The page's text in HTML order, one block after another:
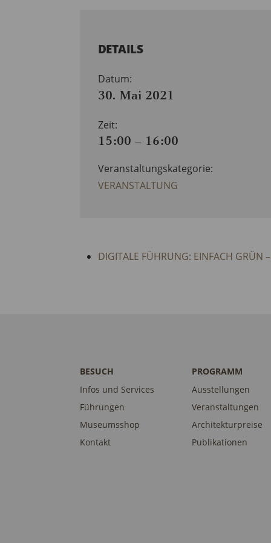
DETAILS
Datum:
30. Mai 2021
Zeit:
15:00 – 16:00
Veranstaltungskategorie:
VERANSTALTUNG
DIGITALE FÜHRUNG: EINFACH GRÜN
BESUCH
Infos und Services
Führungen
Museumsshop
Kontakt
PROGRAMM
Ausstellungen
Veranstaltungen
Architekturpreise
Publikationen